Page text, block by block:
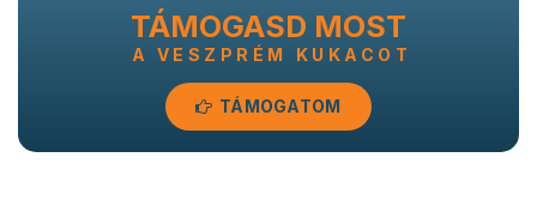
TÁMOGASD MOST
A VESZPRÉM KUKACOT
TÁMOGATOM